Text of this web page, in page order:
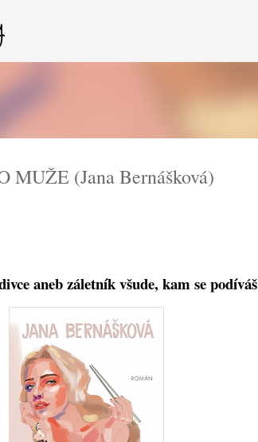
MUŽE (Jana Bernášková)
aneb záletník všude, kam se podíváš